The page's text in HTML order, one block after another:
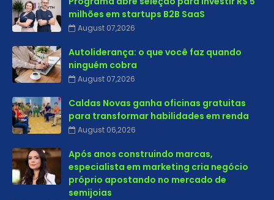
milhões em startups B2B SaaS
August 07,2026
Autoliderança: o que você faz quando
ninguém cobra
August 07,2026
Caldas Novas ganha oficinas gratuitas
para transformar habilidades em renda
August 06,2026
Após anos construindo marcas,
especialista em marketing cria negócio
próprio apostando no mercado de
semijoias